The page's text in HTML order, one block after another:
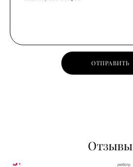
ОТПРАВИТЬ
Отзывы